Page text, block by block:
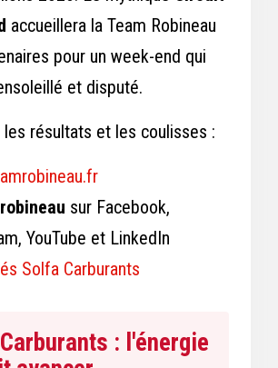
accueillera la Team Robineau
pour un week-end qui
et disputé.
les résultats et les coulisses :
sur Facebook,
YouTube et LinkedIn
Solfa Carburants
: l'énergie